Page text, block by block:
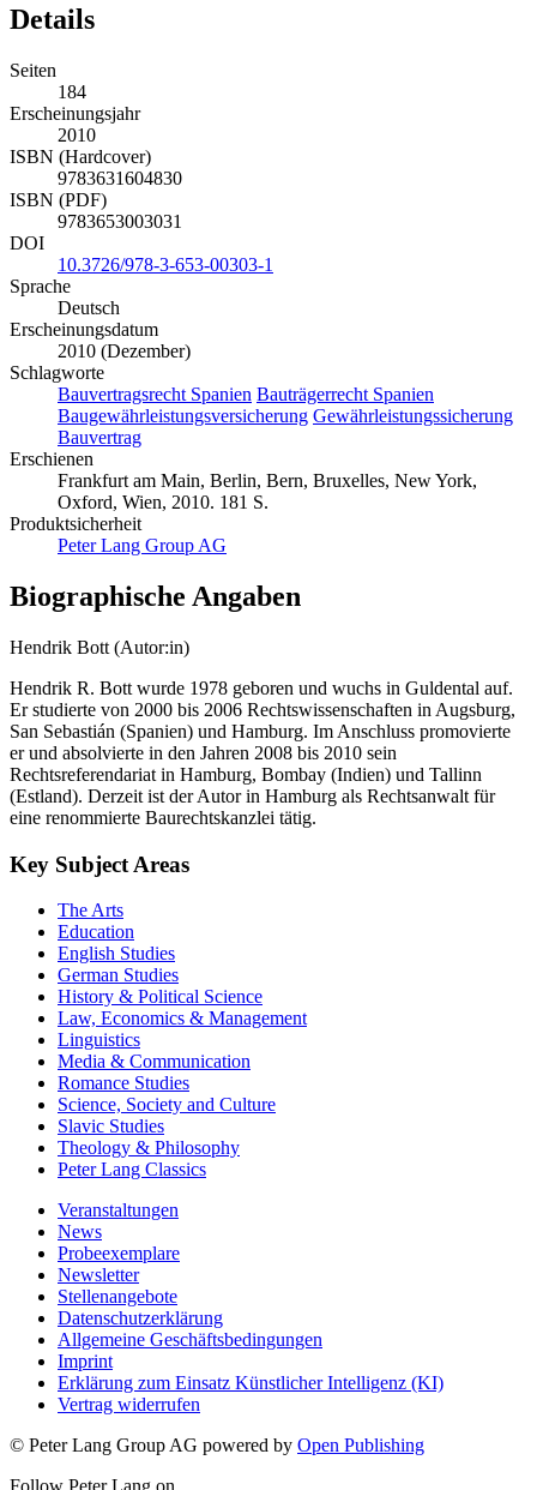
Details
Seiten
184
Erscheinungsjahr
2010
ISBN (Hardcover)
9783631604830
ISBN (PDF)
9783653003031
DOI
10.3726/978-3-653-00303-1
Sprache
Deutsch
Erscheinungsdatum
2010 (Dezember)
Schlagworte
Bauvertragsrecht Spanien Bauträgerrecht Spanien
Baugewährleistungsversicherung Gewährleistungssicherung
Bauvertrag
Erschienen
Frankfurt am Main, Berlin, Bern, Bruxelles, New York,
Oxford, Wien, 2010. 181 S.
Produktsicherheit
Peter Lang Group AG
Biographische Angaben
Hendrik Bott (Autor:in)
Hendrik R. Bott wurde 1978 geboren und wuchs in Guldental auf.
Er studierte von 2000 bis 2006 Rechtswissenschaften in Augsburg,
San Sebastián (Spanien) und Hamburg. Im Anschluss promovierte
er und absolvierte in den Jahren 2008 bis 2010 sein
Rechtsreferendariat in Hamburg, Bombay (Indien) und Tallinn
(Estland). Derzeit ist der Autor in Hamburg als Rechtsanwalt für
eine renommierte Baurechtskanzlei tätig.
Key Subject Areas
The Arts
Education
English Studies
German Studies
History & Political Science
Law, Economics & Management
Linguistics
Media & Communication
Romance Studies
Science, Society and Culture
Slavic Studies
Theology & Philosophy
Peter Lang Classics
Veranstaltungen
News
Probeexemplare
Newsletter
Stellenangebote
Datenschutzerklärung
Allgemeine Geschäftsbedingungen
Imprint
Erklärung zum Einsatz Künstlicher Intelligenz (KI)
Vertrag widerrufen
© Peter Lang Group AG powered by Open Publishing